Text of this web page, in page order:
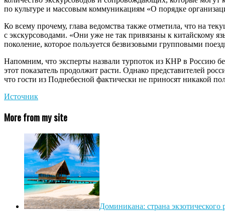
по культуре и массовым коммуникациям «О порядке
Ко всему прочему, глава ведомства также отметила, что на
с экскурсоводами. «Они уже не так привязаны к китайскому
поколение, которое пользуется безвизовыми групповыми
Напомним, что эксперты назвали турпоток из КНР в Россию
этот показатель продолжит расти. Однако представителей
что гости из Поднебесной фактически не приносят никакой
Источник
More from my site
Доминикана: страна экзотического